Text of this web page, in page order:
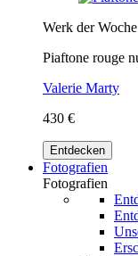
Werk der Woche
Piaftone rouge
Valerie Marty
430 €
Entdecken
Fotografien
Fotografien